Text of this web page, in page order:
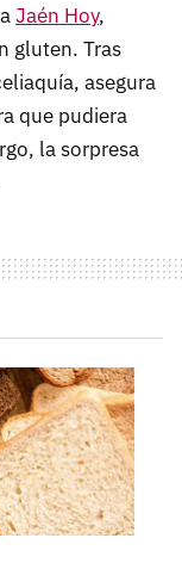
Jaén Hoy,
gluten. Tras
asegura
que pudiera
la sorpresa